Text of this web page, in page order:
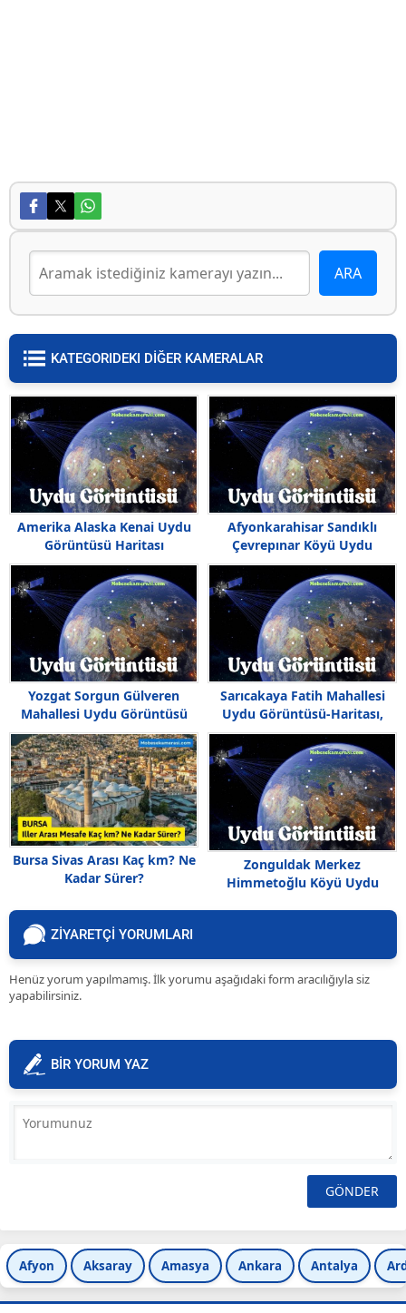
KATEGORIDEKI DİĞER KAMERALAR
Amerika Alaska Kenai Uydu
Görüntüsü Haritası
Afyonkarahisar Sandıklı
Çevrepınar Köyü Uydu
Görüntüsü
Yozgat Sorgun Gülveren
Mahallesi Uydu Görüntüsü
Haritası
Sarıcakaya Fatih Mahallesi
Uydu Görüntüsü-Haritası,
Fatih Nerede
Bursa Sivas Arası Kaç km? Ne
Kadar Sürer?
Zonguldak Merkez
Himmetoğlu Köyü Uydu
ZİYARETÇİ YORUMLARI
Henüz yorum yapılmamış. İlk yorumu aşağıdaki form aracılığıyla siz
yapabilirsiniz.
BİR YORUM YAZ
Afyon Aksaray Amasya Ankara Antalya